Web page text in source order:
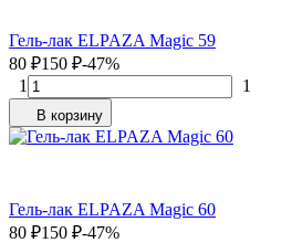
Гель-лак ELPAZA Magic 59
80 ₽150 ₽-47%
1
1
В корзину
Гель-лак ELPAZA Magic 60
80 ₽150 ₽-47%